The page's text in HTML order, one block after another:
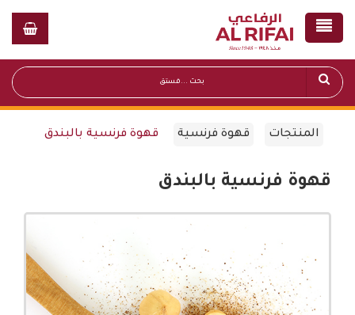
المنتجات قهوة فرنسية قهوة فرنسية بالبندق
قهوة فرنسية بالبندق